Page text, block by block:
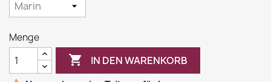
Menge
 IN DEN WARENKORB